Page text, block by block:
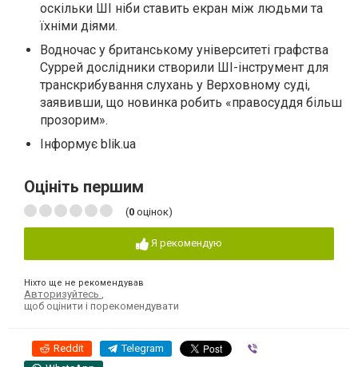
оскільки ШІ ніби ставить екран між людьми та
їхніми діями.
Водночас у британському університеті графства
Суррей дослідники створили ШІ-інструмент для
транскрибування слухань у Верховному суді,
заявивши, що новинка робить «правосуддя більш
прозорим».
Інформує blik.ua
Оцініть першим
(0 оцінок)
Я рекомендую
Ніхто ще не рекомендував
Авторизуйтесь ,
щоб оцінити і порекомендувати
Reddit Telegram